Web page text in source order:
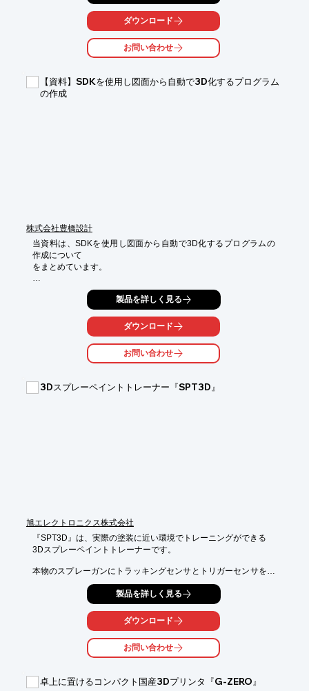
高級感のある雰囲気に仕上げました。
本体内部は高強度フレームを使用し、振動・揺れの低減を実現。
前面トビラを採用したクローズデザインで安全面にも配慮をして
■日本仕様
■シンプルでスタイリッシュなデザイン
ダウンロード
お問い合わせ
【資料】SDKを使用し図面から自動で3D化するプログラム
の作成
株式会社豊橋設計
当資料は、SDKを使用し図面から自動で3D化するプログラムの
作成について
をまとめています。
集合演算「差」を使用した人力での3D化手順をはじめ、プログラ
外形作成プロセスや外周の線分検出プロセスなどを写真や図と共
解説しております。
ぜひ、ご一読ください。
■3D化手順‐集合演算「積」を使用
製品を詳しく見る
ダウンロード
お問い合わせ
3Dスプレーペイントトレーナー『SPT3D』
旭エレクトロニクス株式会社
『SPT3D』は、実際の塗装に近い環境でトレーニングができる
3Dスプレーペイントトレーナーです。
本物のスプレーガンにトラッキングセンサとトリガーセンサを取
塗装対象(ワーク)は3D表示で、体験者の視点位置に追従します。
また、日々の結果は保存され、人物別に集計してグラフ化が可能
トレーニング後は、結果を多角的に検証する手段を提供いたしま
■スプレーガンを使った塗装をシミュレート
製品を詳しく見る
ダウンロード
お問い合わせ
卓上に置けるコンパクト国産3Dプリンタ『G-ZERO』